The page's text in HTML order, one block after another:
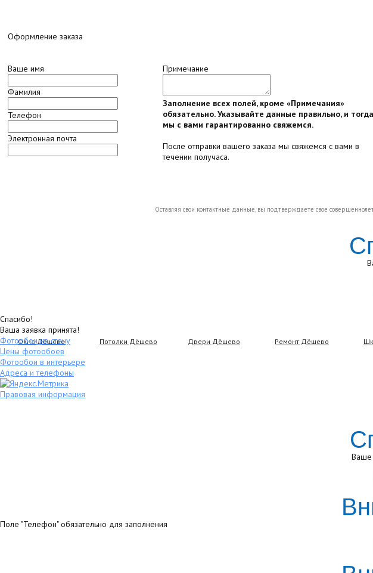
Оформление заказа
Ваше имя
Фамилия
Телефон
Электронная почта
Примечание
Заполнение всех полей, кроме «Примечания»
обязательно. Указывайте данные правильно, и тогда
мы с вами гарантированно свяжемся.
После отправки вашего заказа мы свяжемся с вами в
течении получаса.
Оставляя свои контактные данные, вы подтверждаете свое
Спасибо!
Ваша заявка принята!
Окна Дёшево Потолки Дёшево Двери Дёшево Ремонт Дёшево
Фотообои на стену
Цены фотообоев
Фотообои в интерьере
Адреса и телефоны
Правовая информация
Ваше
Поле "Телефон" обязательно для заполнения